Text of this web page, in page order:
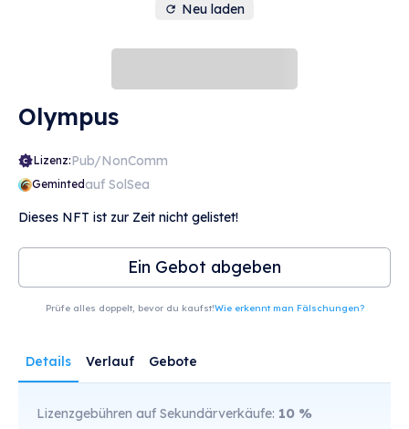
Neu laden
Olympus
Lizenz:Pub/NonComm
Gemintedauf SolSea
Dieses NFT ist zur Zeit nicht gelistet!
Ein Gebot abgeben
Prüfe alles doppelt, bevor du kaufst!Wie erkennt man Fälschungen?
Details Verlauf Gebote
Lizenzgebühren auf Sekundärverkäufe: 10 %